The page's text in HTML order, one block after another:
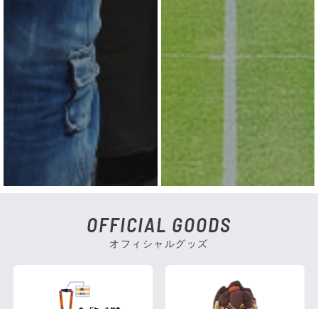
OFFICIAL GOODS
オフィシャルグッズ